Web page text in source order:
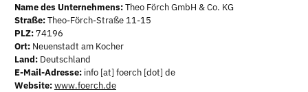
Name des Unternehmens:Theo Förch GmbH & Co. KG
Straße:Theo-Förch-Straße 11-15
PLZ:74196
Ort: Neuenstadt am Kocher
Land: Deutschland
E-Mail-Adresse: info [at] foerch [dot] de
Website:www.foerch.de